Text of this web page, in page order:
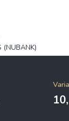
(NUBANK)